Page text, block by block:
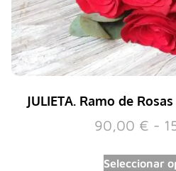
JULIETA. Ramo de
90,00 € -
Seleccionar